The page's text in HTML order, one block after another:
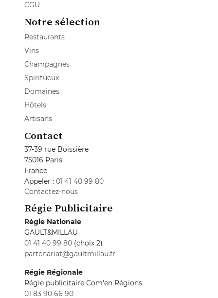
CGU
Notre sélection
Restaurants
Vins
Champagnes
Spiritueux
Domaines
Hôtels
Artisans
Contact
37-39 rue Boissière
75016 Paris
France
Appeler : 01 41 40 99 80
Contactez-nous
Régie Publicitaire
Régie Nationale
GAULT&MILLAU
01 41 40 99 80 (choix 2)
partenariat@gaultmillau.fr
Régie Régionale
Régie publicitaire Com'en Régions
01 83 90 66 90